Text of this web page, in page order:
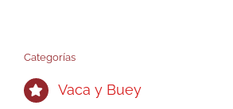
pueden
elegir
en
Categorías
Vaca y Buey